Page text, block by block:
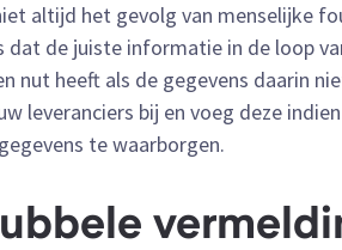
altijd het gevolg van menselijke
dat de juiste informatie in de loop
nut heeft als de gegevens daarin
leveranciers bij en voeg deze
te waarborgen.